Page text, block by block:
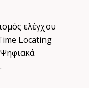
ελέγχου
Locating